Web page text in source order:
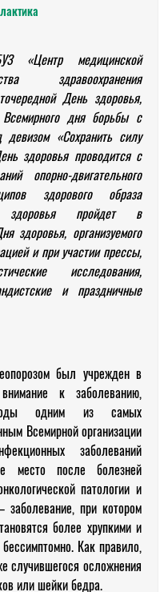
«Центр медицинской
здравоохранения
очередной День здоровья,
Всемирного дня борьбы с
«Сохранить силу
здоровья проводится с
опорно-двигательного
здорового образа
здоровья пройдет в
здоровья, организуемого
и при участии прессы,
исследования,
и праздничные
был учрежден в
к заболеванию,
одним из самых
Всемирной организации
заболеваний
место после болезней
патологии и
заболевание, при котором
более хрупкими и
Как правило,
случившегося осложнения
или шейки бедра.